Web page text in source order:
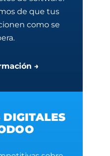
de que tus
como se
→
DIGITALES